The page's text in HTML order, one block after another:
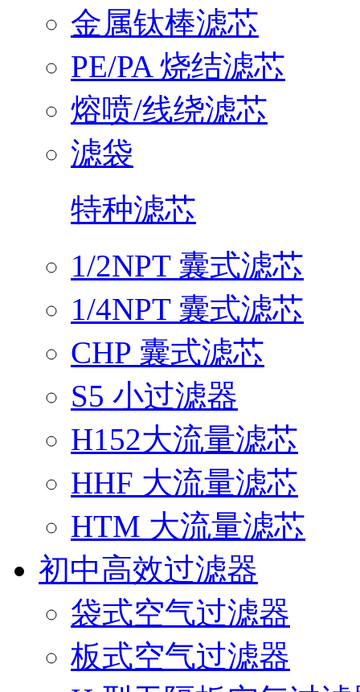
金属钛棒滤芯
PE/PA 烧结滤芯
熔喷/线绕滤芯
滤袋
特种滤芯
1/2NPT 囊式滤芯
1/4NPT 囊式滤芯
CHP 囊式滤芯
S5 小过滤器
H152大流量滤芯
HHF 大流量滤芯
HTM 大流量滤芯
初中高效过滤器
袋式空气过滤器
板式空气过滤器